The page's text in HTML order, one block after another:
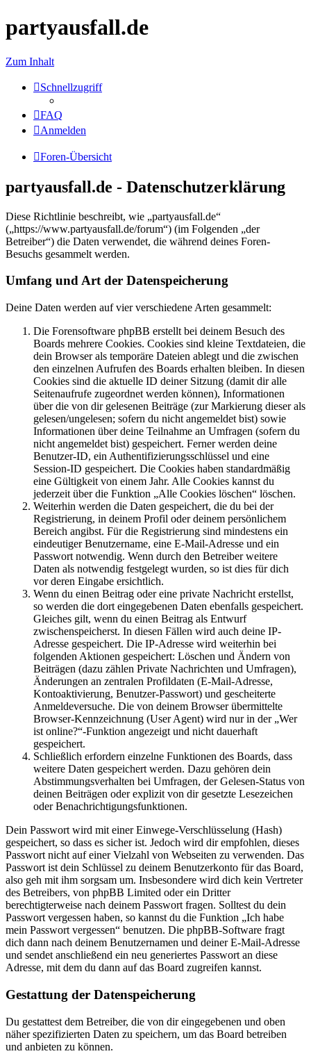
partyausfall.de
Zum Inhalt
Schnellzugriff
FAQ
Anmelden
Foren-Übersicht
partyausfall.de - Datenschutzerklärung
Diese Richtlinie beschreibt, wie „partyausfall.de“
(„https://www.partyausfall.de/forum“) (im Folgenden „der
Betreiber“) die Daten verwendet, die während deines Foren-
Besuchs gesammelt werden.
Umfang und Art der Datenspeicherung
Deine Daten werden auf vier verschiedene Arten gesammelt:
Die Forensoftware phpBB erstellt bei deinem Besuch des
Boards mehrere Cookies. Cookies sind kleine Textdateien, die
dein Browser als temporäre Dateien ablegt und die zwischen
den einzelnen Aufrufen des Boards erhalten bleiben. In diesen
Cookies sind die aktuelle ID deiner Sitzung (damit dir alle
Seitenaufrufe zugeordnet werden können), Informationen
über die von dir gelesenen Beiträge (zur Markierung dieser als
gelesen/ungelesen; sofern du nicht angemeldet bist) sowie
Informationen über deine Teilnahme an Umfragen (sofern du
nicht angemeldet bist) gespeichert. Ferner werden deine
Benutzer-ID, ein Authentifizierungsschlüssel und eine
Session-ID gespeichert. Die Cookies haben standardmäßig
eine Gültigkeit von einem Jahr. Alle Cookies kannst du
jederzeit über die Funktion „Alle Cookies löschen“ löschen.
Weiterhin werden die Daten gespeichert, die du bei der
Registrierung, in deinem Profil oder deinem persönlichem
Bereich angibst. Für die Registrierung sind mindestens ein
eindeutiger Benutzername, eine E-Mail-Adresse und ein
Passwort notwendig. Wenn durch den Betreiber weitere
Daten als notwendig festgelegt wurden, so ist dies für dich
vor deren Eingabe ersichtlich.
Wenn du einen Beitrag oder eine private Nachricht erstellst,
so werden die dort eingegebenen Daten ebenfalls gespeichert.
Gleiches gilt, wenn du einen Beitrag als Entwurf
zwischenspeicherst. In diesen Fällen wird auch deine IP-
Adresse gespeichert. Die IP-Adresse wird weiterhin bei
folgenden Aktionen gespeichert: Löschen und Ändern von
Beiträgen (dazu zählen Private Nachrichten und Umfragen),
Änderungen an zentralen Profildaten (E-Mail-Adresse,
Kontoaktivierung, Benutzer-Passwort) und gescheiterte
Anmeldeversuche. Die von deinem Browser übermittelte
Browser-Kennzeichnung (User Agent) wird nur in der „Wer
ist online?“-Funktion angezeigt und nicht dauerhaft
gespeichert.
Schließlich erfordern einzelne Funktionen des Boards, dass
weitere Daten gespeichert werden. Dazu gehören dein
Abstimmungsverhalten bei Umfragen, der Gelesen-Status von
deinen Beiträgen oder explizit von dir gesetzte Lesezeichen
oder Benachrichtigungsfunktionen.
Dein Passwort wird mit einer Einwege-Verschlüsselung (Hash)
gespeichert, so dass es sicher ist. Jedoch wird dir empfohlen, dieses
Passwort nicht auf einer Vielzahl von Webseiten zu verwenden. Das
Passwort ist dein Schlüssel zu deinem Benutzerkonto für das Board,
also geh mit ihm sorgsam um. Insbesondere wird dich kein Vertreter
des Betreibers, von phpBB Limited oder ein Dritter
berechtigterweise nach deinem Passwort fragen. Solltest du dein
Passwort vergessen haben, so kannst du die Funktion „Ich habe
mein Passwort vergessen“ benutzen. Die phpBB-Software fragt
dich dann nach deinem Benutzernamen und deiner E-Mail-Adresse
und sendet anschließend ein neu generiertes Passwort an diese
Adresse, mit dem du dann auf das Board zugreifen kannst.
Gestattung der Datenspeicherung
Du gestattest dem Betreiber, die von dir eingegebenen und oben
näher spezifizierten Daten zu speichern, um das Board betreiben
und anbieten zu können.